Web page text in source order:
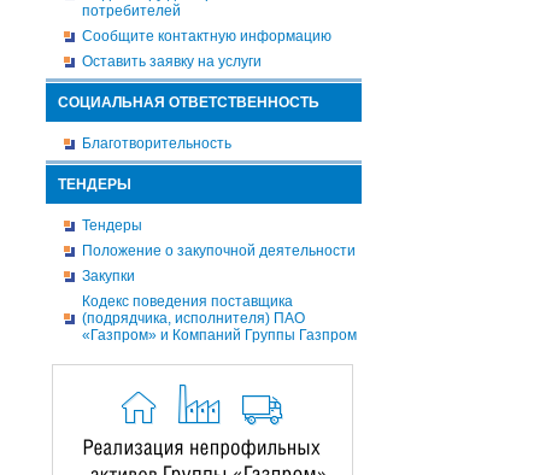
потребителей
Сообщите контактную информацию
Оставить заявку на услуги
СОЦИАЛЬНАЯ ОТВЕТСТВЕННОСТЬ
Благотворительность
ТЕНДЕРЫ
Тендеры
Положение о закупочной деятельности
Закупки
Кодекс поведения поставщика
(подрядчика, исполнителя) ПАО
«Газпром» и Компаний Группы Газпром